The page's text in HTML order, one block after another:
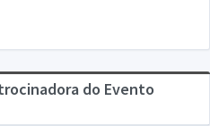
do Evento